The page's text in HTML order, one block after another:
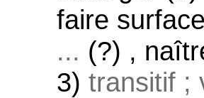
faire
... (?) ,
3) transitif ;